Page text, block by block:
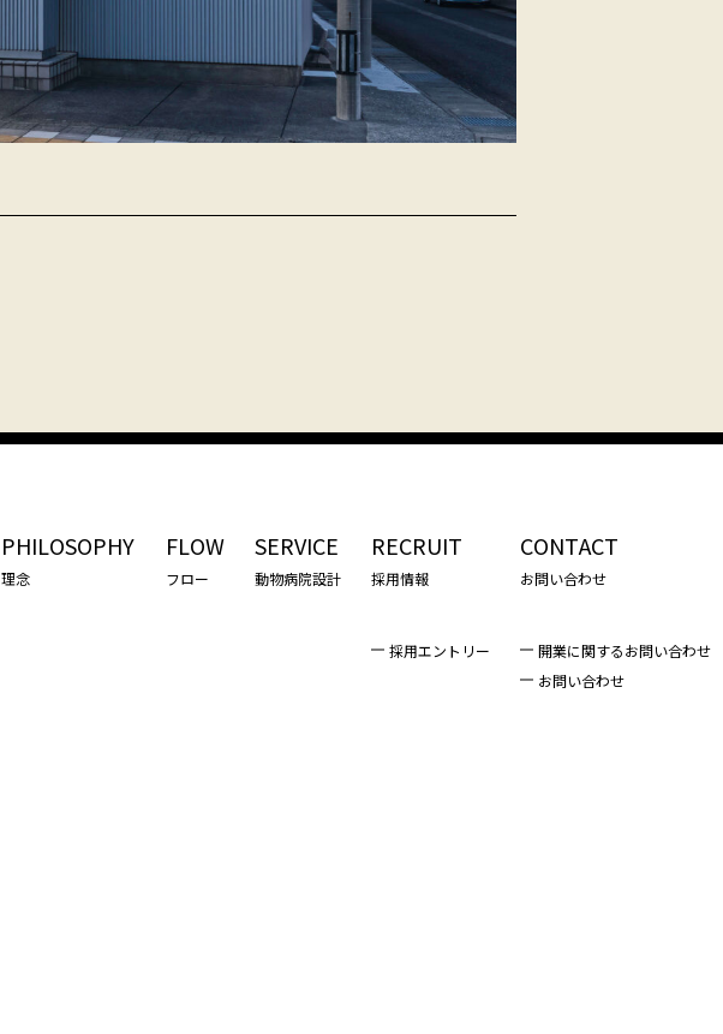
PHILOSOPHY
理念
FLOW
フロー
SERVICE
動物病院設計
RECRUIT
採用情報
採用エントリー
CONTACT
お問い合わせ
開業に関するお問い合わせ
お問い合わせ